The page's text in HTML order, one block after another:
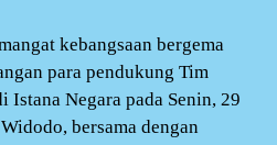
kebangsaan bergema
para pendukung Tim
Negara pada Senin, 29
bersama dengan